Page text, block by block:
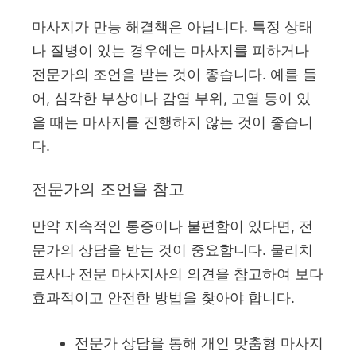
마사지가 만능 해결책은 아닙니다. 특정 상태
나 질병이 있는 경우에는 마사지를 피하거나
전문가의 조언을 받는 것이 좋습니다. 예를 들
어, 심각한 부상이나 감염 부위, 고열 등이 있
을 때는 마사지를 진행하지 않는 것이 좋습니
다.
전문가의 조언을 참고
만약 지속적인 통증이나 불편함이 있다면, 전
문가의 상담을 받는 것이 중요합니다. 물리치
료사나 전문 마사지사의 의견을 참고하여 보다
효과적이고 안전한 방법을 찾아야 합니다.
전문가 상담을 통해 개인 맞춤형 마사지